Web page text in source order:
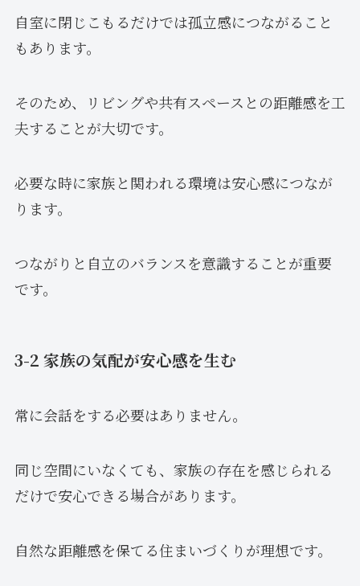
自室に閉じこもるだけでは孤立感につながること
もあります。
そのため、リビングや共有スペースとの距離感を工
夫することが大切です。
必要な時に家族と関われる環境は安心感につなが
ります。
つながりと自立のバランスを意識することが重要
です。
3-2 家族の気配が安心感を生む
常に会話をする必要はありません。
同じ空間にいなくても、家族の存在を感じられる
だけで安心できる場合があります。
自然な距離感を保てる住まいづくりが理想です。